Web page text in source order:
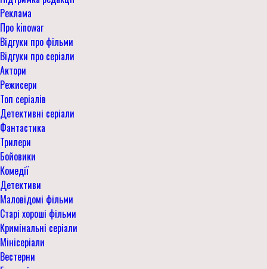
Реклама
Про kinowar
Відгуки про фільми
Відгуки про серіали
Актори
Режисери
Топ серіалів
Детективні серіали
Фантастика
Трилери
Бойовики
Комедії
Детективи
Маловідомі фільми
Старі хороші фільми
Кримінальні серіали
Мінісеріали
Вестерни